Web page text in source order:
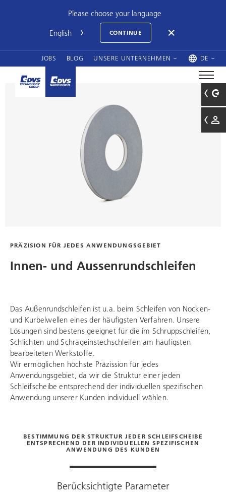
Please choose your language
CONTINUE
JOBS BLOG UNSERE UNTERNEHMEN DE
PRÄZISION FÜR JEDES ANWENDUNGSGEBIET
Innen- und Aussenrundschleifen
Das Außenrundschleifen ist u.a. beim Schleifen von Nocken-
und Kurbelwellen eines der häufigsten Verfahren. Unsere
Lösungen sind bestens geeignet für die im Schruppschleifen,
Schlichten und Schrägeinstechschleifen am häufigsten
bearbeiteten Werkstoffe.
Wir ermöglichen höchste Präzission für jedes
Anwendungsgebiet, da wir die Struktur einer jeden
Schleifscheibe entsprechend der individuellen spezifischen
Anwendung unserer Kunden individuell wählen.
BESTIMMUNG DER STRUKTUR JEDER SCHLEIFSCHEIBE
ENTSPRECHEND DER INDIVIDUELLEN SPEZIFISCHEN
ANWENDUNG DES KUNDEN
Berücksichtigte Parameter